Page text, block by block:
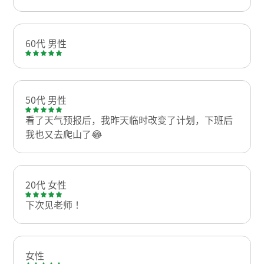
60代 男性
50代 男性
看了天气预报后，我昨天临时改变了计划，下班后
我也又去爬山了😂
20代 女性
下次见老师！
女性